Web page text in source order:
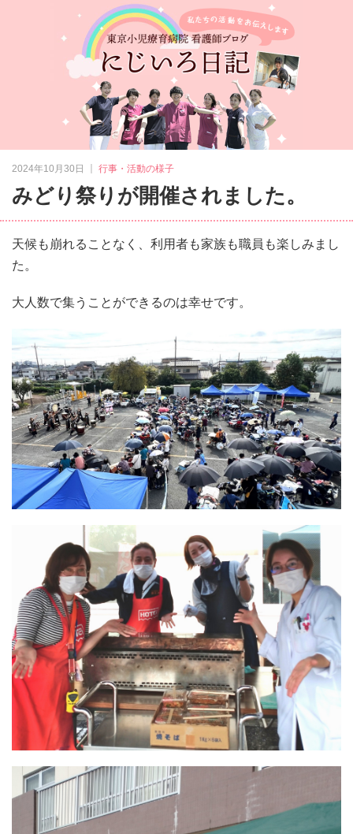
2024年10月30日 行事・活動の様子
みどり祭りが開催されました。
天候も崩れることなく、利用者も家族も職員も楽しみまし
た。
大人数で集うことができるのは幸せです。